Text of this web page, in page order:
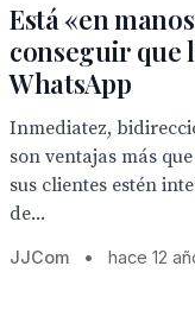
Está «en
conseguir que
WhatsApp
Inmediatez,
son ventajas más
sus clientes estén
de...
JJCom • hace 12